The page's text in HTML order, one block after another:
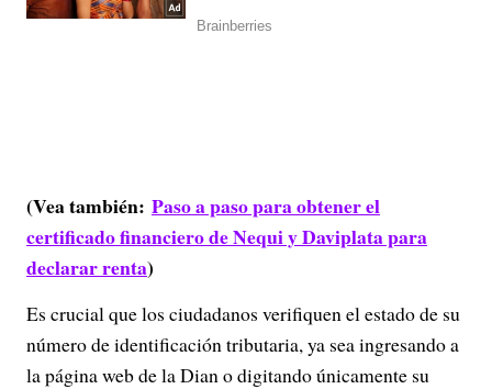
(Vea también: Paso a paso para obtener el
certificado financiero de Nequi y Daviplata para
declarar renta)
Es crucial que los ciudadanos verifiquen el estado de su
número de identificación tributaria, ya sea ingresando a
la página web de la Dian o digitando únicamente su